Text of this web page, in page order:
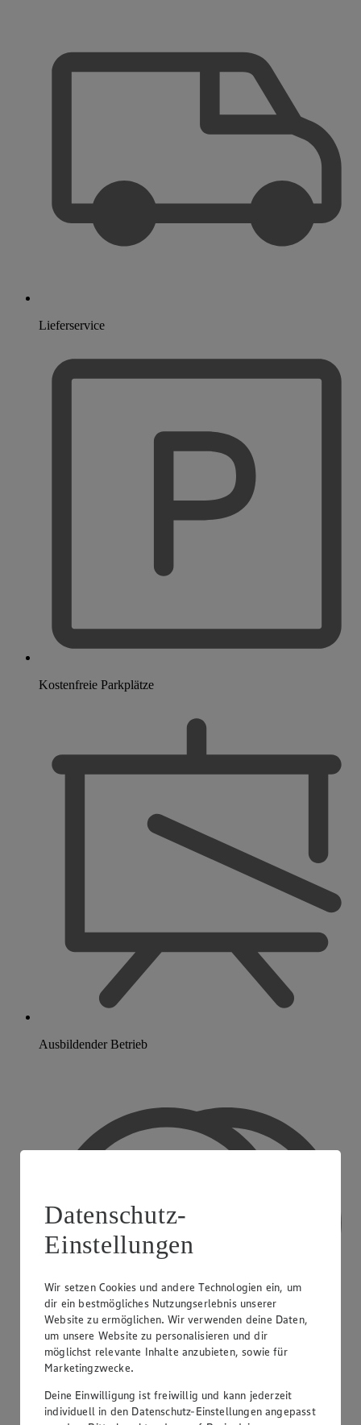
Lieferservice
Kostenfreie Parkplätze
Ausbildender Betrieb
Bargeldauszahlung
Datenschutz-
Einstellungen
Wir setzen Cookies und andere Technologien ein, um
dir ein bestmögliches Nutzungserlebnis unserer
Website zu ermöglichen. Wir verwenden deine Daten,
um unsere Website zu personalisieren und dir
möglichst relevante Inhalte anzubieten, sowie für
Marketingzwecke.
Deine Einwilligung ist freiwillig und kann jederzeit
individuell in den Datenschutz-Einstellungen angepasst